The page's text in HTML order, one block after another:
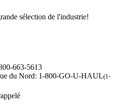
sélection de l'industrie!
663-5613
du Nord: 1-800-GO-U-HAUL(1-